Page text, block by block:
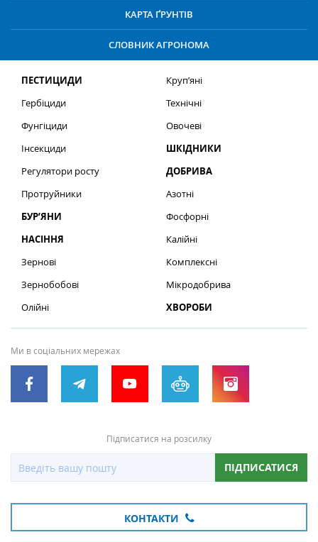
КАРТА ҐРУНТІВ
СЛОВНИК АГРОНОМА
ПЕСТИЦИДИ
Гербіциди
Фунгіциди
Інсекциди
Регулятори росту
Протруйники
БУР’ЯНИ
НАСІННЯ
Зернові
Зернобобові
Олійні
Круп’яні
Технічні
Овочеві
ШКІДНИКИ
ДОБРИВА
Азотні
Фосфорні
Калійні
Комплексні
Мікродобрива
ХВОРОБИ
Ми в соціальних мережах
Підписатися на розсилку
ПІДПИСАТИСЯ
КОНТАКТИ